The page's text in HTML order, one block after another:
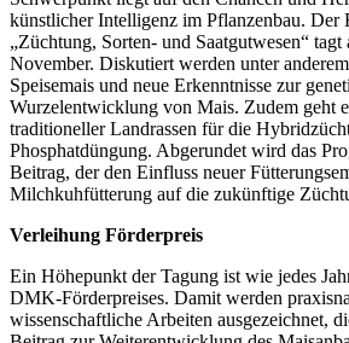
künstlicher Intelligenz im Pflanzenbau. Der
„Züchtung, Sorten- und Saatgutwesen“
November. Diskutiert werden unter
Speisemais und neue Erkenntnisse zur
Wurzelentwicklung von Mais. Zudem geht
traditioneller Landrassen für die
Phosphatdüngung. Abgerundet wird das
Beitrag, der den Einfluss neuer
Milchkuhfütterung auf die zukünftige
Verleihung Förderpreis
Ein Höhepunkt der Tagung ist wie jedes
DMK-Förderpreises. Damit werden
wissenschaftliche Arbeiten ausgezeichnet,